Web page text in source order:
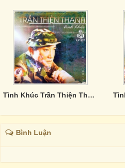
Tình Khúc Trần Thiện Thanh - CD3
Bình Luận